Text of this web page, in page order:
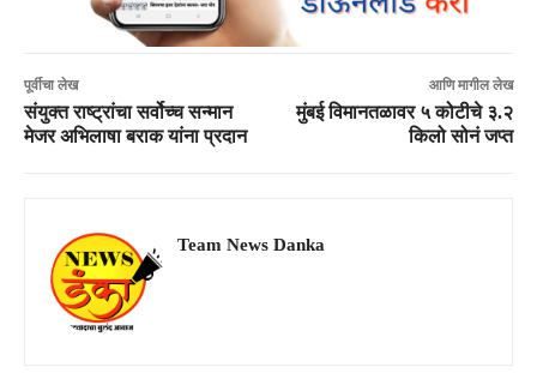
पूर्वीचा लेख
संयुक्त राष्ट्रांचा सर्वोच्च सन्मान
मेजर अभिलाषा बराक यांना प्रदान
आणि मागील लेख
मुंबई विमानतळावर ५ कोटीचे ३.२
किलो सोनं जप्त
Team News Danka